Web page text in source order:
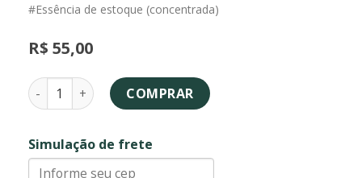
#Essência de estoque (concentrada)
R$ 55,00
Comunhão - fórmula floral quantidade
COMPRAR
Simulação de frete